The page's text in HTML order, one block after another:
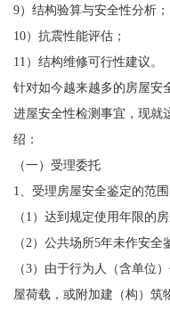
9）结构验算与安全性分析；
10）抗震性能评估；
11）结构维修可行性建议。
针对如今越来越多的房屋安
进屋安全性检测事宜，现就
绍：
（一）受理委托
1、受理房屋安全鉴定的范
（1）达到规定使用年限的房
（2）公共场所5年未作安全
（3）由于行为人（含单位
屋荷载，或附加建（构）筑